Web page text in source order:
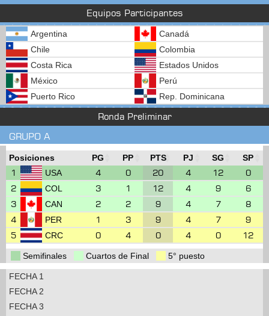
Equipos Participantes
Argentina
Canadá
Chile
Colombia
Costa Rica
Estados Unidos
México
Perú
Puerto Rico
Rep. Dominicana
Ronda Preliminar
GRUPO A
Posiciones PG PP PTS PJ SG SP
1 USA 4 0 20 4 12
0
2
COL 3 1 12 4 9
6
3
CAN 2 2 9 4 7
8
4
PER 1 3 9 4 7
9
5
CRC 0 4 0 4 0 12
Semifinales Cuartos de Final 5° puesto
FECHA 1
FECHA 2
FECHA 3